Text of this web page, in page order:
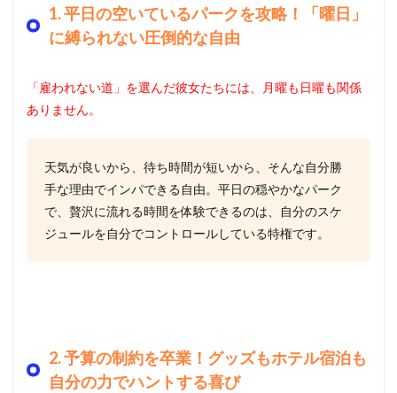
1. 平日の空いているパークを攻略！「曜日」
に縛られない圧倒的な自由
「雇われない道」を選んだ彼女たちには、月曜も日曜も関係
ありません。
天気が良いから、待ち時間が短いから、そんな自分勝
手な理由でインパできる自由。平日の穏やかなパーク
で、贅沢に流れる時間を体験できるのは、自分のスケ
ジュールを自分でコントロールしている特権です。
2. 予算の制約を卒業！グッズもホテル宿泊も
自分の力でハントする喜び